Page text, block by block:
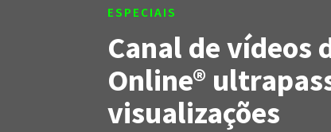
ESPECIAIS
Canal de vídeos
Online®
visualizações